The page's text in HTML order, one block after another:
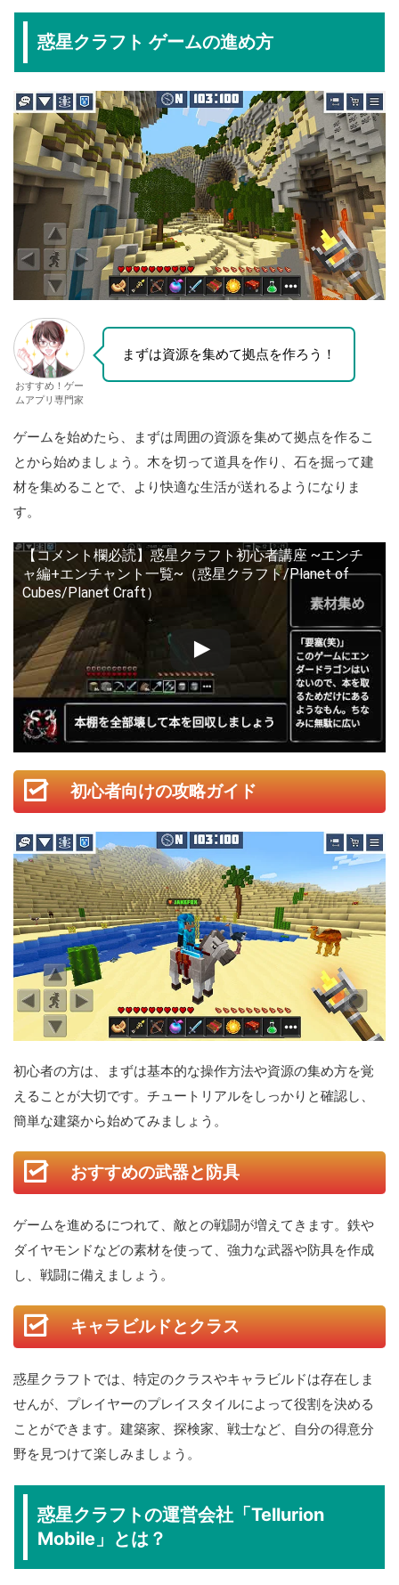
惑星クラフト ゲームの進め方
おすすめ！ゲー
ムアプリ専門家
まずは資源を集めて拠点を作ろう！
ゲームを始めたら、まずは周囲の資源を集めて拠点を作るこ
とから始めましょう。木を切って道具を作り、石を掘って建
材を集めることで、より快適な生活が送れるようになりま
す。
【コメント欄必読】惑星クラフト初心者講座 ~エンチ
ャ編+エンチャント一覧~（惑星クラフト/Planet of
Cubes/Planet Craft）
初心者向けの攻略ガイド
初心者の方は、まずは基本的な操作方法や資源の集め方を覚
えることが大切です。チュートリアルをしっかりと確認し、
簡単な建築から始めてみましょう。
おすすめの武器と防具
ゲームを進めるにつれて、敵との戦闘が増えてきます。鉄や
ダイヤモンドなどの素材を使って、強力な武器や防具を作成
し、戦闘に備えましょう。
キャラビルドとクラス
惑星クラフトでは、特定のクラスやキャラビルドは存在しま
せんが、プレイヤーのプレイスタイルによって役割を決める
ことができます。建築家、探検家、戦士など、自分の得意分
野を見つけて楽しみましょう。
惑星クラフトの運営会社「Tellurion
Mobile」とは？